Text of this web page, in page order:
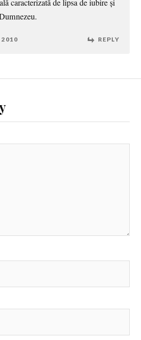
caracterizată de lipsa de iubire și
2010 REPLY